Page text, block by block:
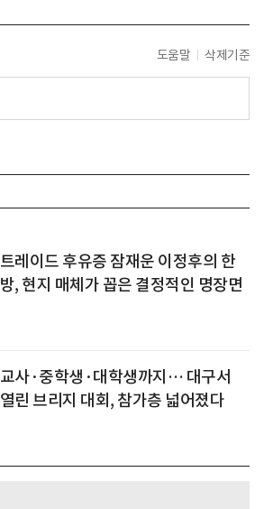
도움말 삭제기준
트레이드 후유증 잠재운 이정후의 한
방, 현지 매체가 꼽은 결정적인 명장면
교사·중학생·대학생까지… 대구서
열린 브리지 대회, 참가층 넓어졌다